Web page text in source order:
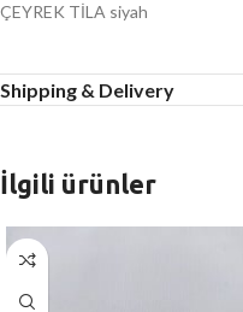
ÇEYREK TİLA siyah
Shipping & Delivery
İlgili ürünler